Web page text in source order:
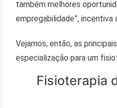
também melhores
empregabilidade”,
Vejamos, então, as
especialização para um
Fisioterapia